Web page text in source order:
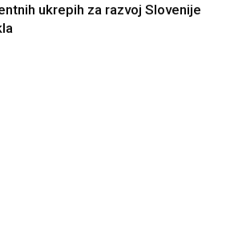
ukrepih za razvoj Slovenije